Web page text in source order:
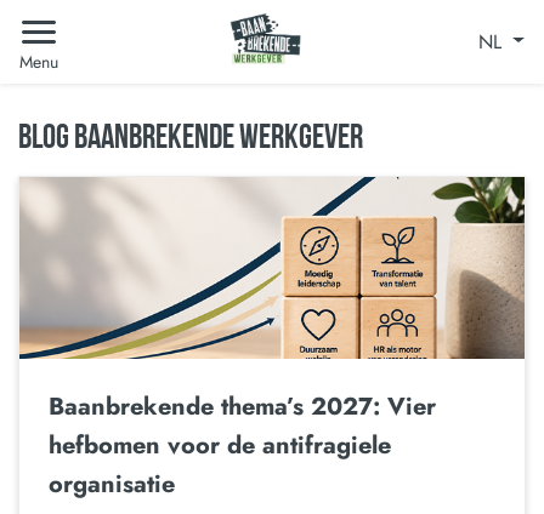
Menu
NL
BLOG BAANBREKENDE WERKGEVER
Baanbrekende thema’s 2027: Vier
hefbomen voor de antifragiele
organisatie